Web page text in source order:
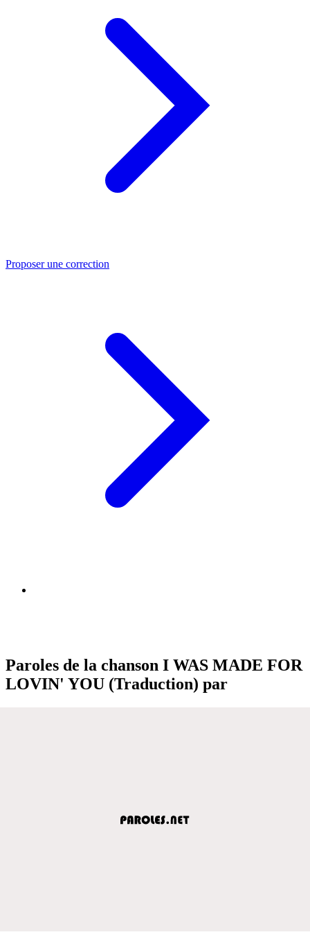
Proposer une correction
Paroles de la chanson I WAS MADE FOR
LOVIN' YOU (Traduction) par